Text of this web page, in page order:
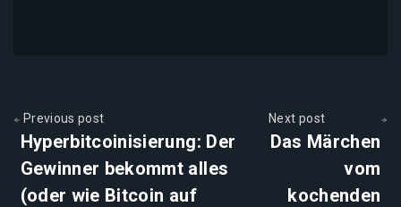
Previous post
Hyperbitcoinisierung: Der
Gewinner bekommt alles
(oder wie Bitcoin auf
Next post
Das Märchen
vom
kochenden